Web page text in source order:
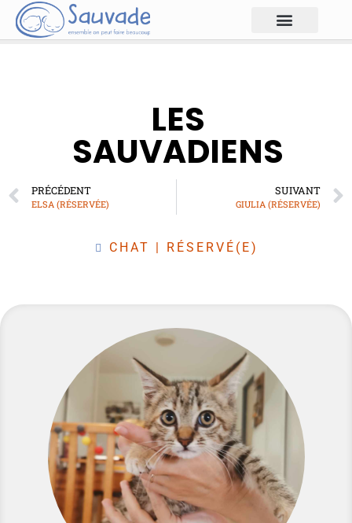
LES
SAUVADIENS
PRÉCÉDENT
ELSA (RÉSERVÉE)
SUIVANT
GIULIA (RÉSERVÉE)
CHAT | RÉSERVÉ(E)